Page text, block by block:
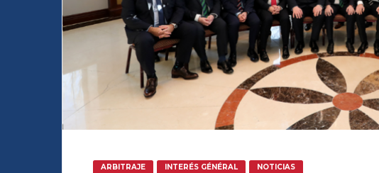
ARBITRAJE INTERÉS GÉNÉRAL NOTICIAS